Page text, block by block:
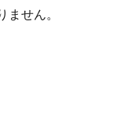
せん。